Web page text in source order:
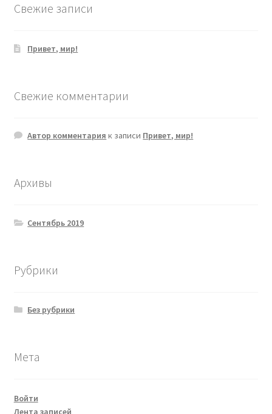
Свежие записи
Привет, мир!
Свежие комментарии
Автор комментария к записи Привет, мир!
Архивы
Сентябрь 2019
Рубрики
Без рубрики
Мета
Войти
Лента записей